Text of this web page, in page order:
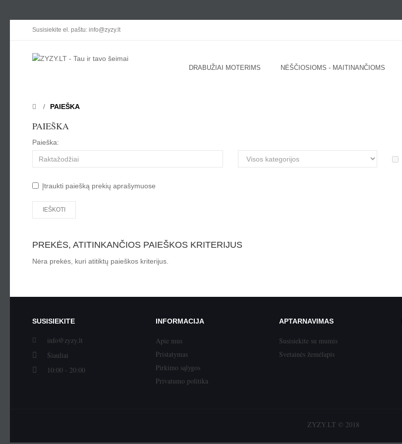
Susisiekite el. paštu: info@zyzy.lt
DRABUŽIAI MOTERIMS NĖŠČIOSIOMS - MAITINANČIOMS
PAIEŠKA
PAIEŠKA
Paieška:
Įtraukti paiešką prekių aprašymuose
PREKĖS, ATITINKANČIOS PAIEŠKOS KRITERIJUS
Nėra prekės, kuri atitiktų paieškos kriterijus.
SUSISIEKITE
info@zyzy.lt
Šiauliai
10:00 - 20:00
INFORMACIJA
Apie mus
Pristatymas
Pirkimo sąlygos
Privatumo politika
APTARNAVIMAS
Susisiekite su mumis
Svetainės žemėlapis
ZYZY.LT © 2018